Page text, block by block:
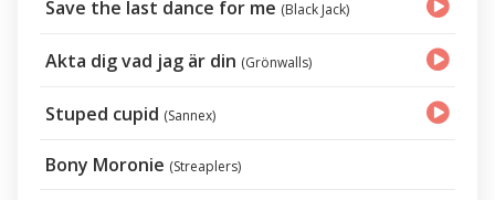
Save the last dance for me (Black Jack)
Akta dig vad jag är din (Grönwalls)
Stuped cupid (Sannex)
Bony Moronie (Streaplers)